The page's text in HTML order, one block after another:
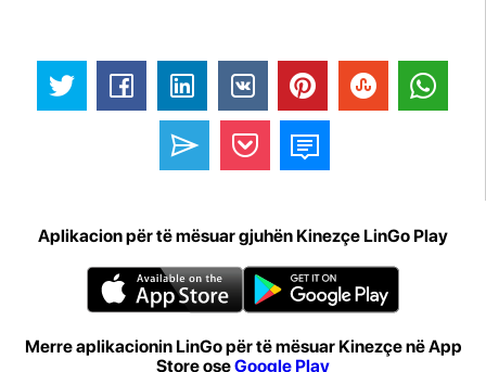
Aplikacion për të mësuar gjuhën Kinezçe LinGo Play
Merre aplikacionin LinGo për të mësuar Kinezçe në App
Store oseGoogle Play